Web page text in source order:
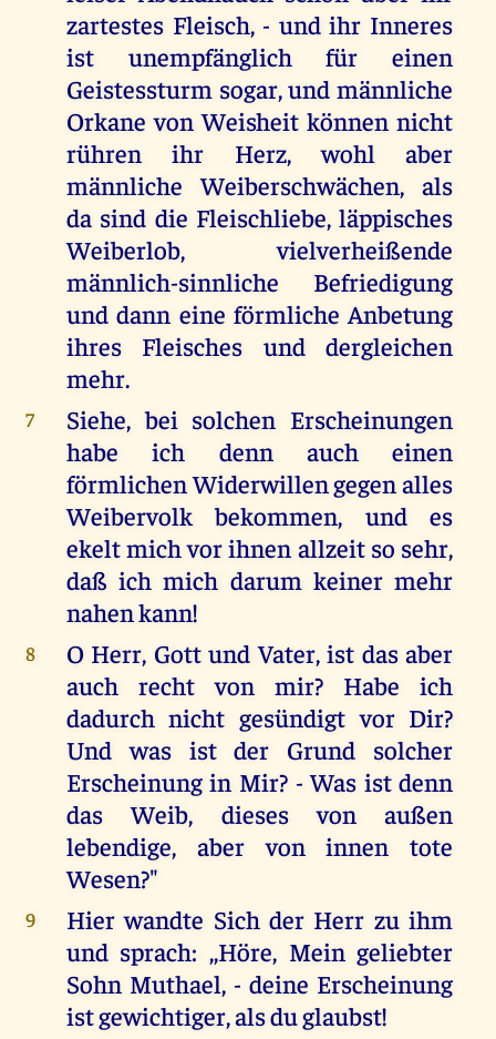
zartestes Fleisch, - und ihr Inneres
ist unempfänglich für einen
Geistessturm sogar, und männliche
Orkane von Weisheit können nicht
rühren ihr Herz, wohl aber
männliche Weiberschwächen, als
da sind die Fleischliebe, läppisches
Weiberlob, vielverheißende
männlich-sinnliche Befriedigung
und dann eine förmliche Anbetung
ihres Fleisches und dergleichen
mehr.
7
Siehe, bei solchen Erscheinungen
habe ich denn auch einen
förmlichen Widerwillen gegen alles
Weibervolk bekommen, und es
ekelt mich vor ihnen allzeit so sehr,
daß ich mich darum keiner mehr
nahen kann!
8
O Herr, Gott und Vater, ist das aber
auch recht von mir? Habe ich
dadurch nicht gesündigt vor Dir?
Und was ist der Grund solcher
Erscheinung in Mir? - Was ist denn
das Weib, dieses von außen
lebendige, aber von innen tote
Wesen?"
9
Hier wandte Sich der Herr zu ihm
und sprach: ,,Höre, Mein geliebter
Sohn Muthael, - deine Erscheinung
ist gewichtiger, als du glaubst!